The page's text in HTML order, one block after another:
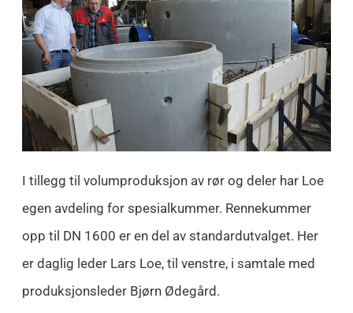
I tillegg til volumproduksjon av rør og deler har Loe
egen avdeling for spesialkummer. Rennekummer
opp til DN 1600 er en del av standardutvalget. Her
er daglig leder Lars Loe, til venstre, i samtale med
produksjonsleder Bjørn Ødegård.